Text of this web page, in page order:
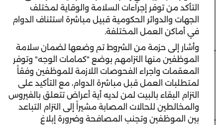
التأكد من توفر إجراءات السلامة والوقاية لمختلف
الجهات والدوائر الحكومية قبيل مباشرة استئناف الدوام
في أماكن العمل المختلفة.
وأشار إلى حزمة من الشروط تم وضعها لضمان سلامة
الموظفين منها التزامهم بوضع "كمامات الوجه" وتوفر
المعقمات واجراء الفحوصات اللازمة للموظفين وفقاً
لمتطلبات العمل قبل مباشرة الدوام، مع التأكيد على
التزام البقاء بالبيت لمن لديه أية أعراض تتعلق بالفيروس
والمخالطين للحالات المصابة مشيراً إلى التزام التباعد
بين الموظفين وتجنب المصافحة وضرورة إبلاغ